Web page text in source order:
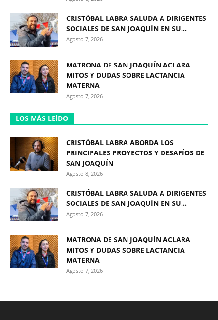
CRISTÓBAL LABRA SALUDA A DIRIGENTES
SOCIALES DE SAN JOAQUÍN EN SU...
Agosto 7, 2026
MATRONA DE SAN JOAQUÍN ACLARA
MITOS Y DUDAS SOBRE LACTANCIA
MATERNA
Agosto 7, 2026
LOS MÁS LEÍDO
CRISTÓBAL LABRA ABORDA LOS
PRINCIPALES PROYECTOS Y DESAFÍOS DE
SAN JOAQUÍN
Agosto 8, 2026
CRISTÓBAL LABRA SALUDA A DIRIGENTES
SOCIALES DE SAN JOAQUÍN EN SU...
Agosto 7, 2026
MATRONA DE SAN JOAQUÍN ACLARA
MITOS Y DUDAS SOBRE LACTANCIA
MATERNA
Agosto 7, 2026